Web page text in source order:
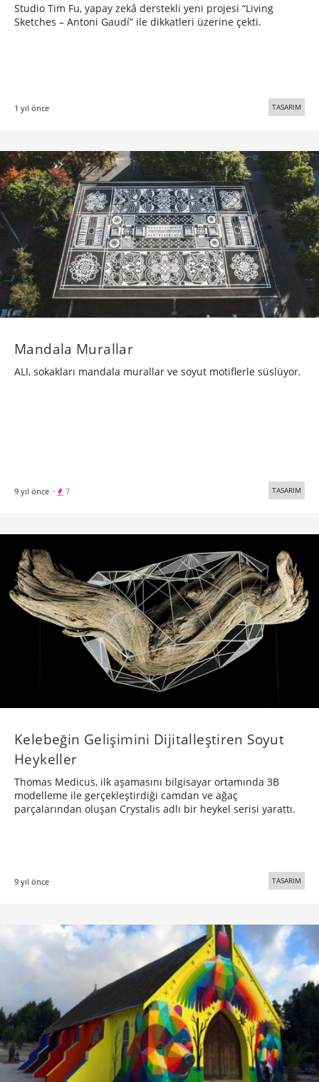
Studio Tim Fu, yapay zekâ derstekli yeni projesi “Living
Sketches – Antoni Gaudí” ile dikkatleri üzerine çekti.
1 yıl önce TASARIM
Mandala Murallar
ALI, sokakları mandala murallar ve soyut motiflerle süslüyor.
9 yıl önce · 7 TASARIM
​Kelebeğin Gelişimini Dijitalleştiren Soyut
Heykeller
Thomas Medicus, ilk aşamasını bilgisayar ortamında 3B
modelleme ile gerçekleştirdiği camdan ve ağaç
parçalarından oluşan Crystalis adlı bir heykel serisi yarattı.
9 yıl önce TASARIM